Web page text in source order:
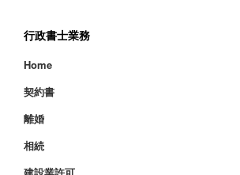
行政書士業務
Home
契約書
離婚
相続
建設業許可